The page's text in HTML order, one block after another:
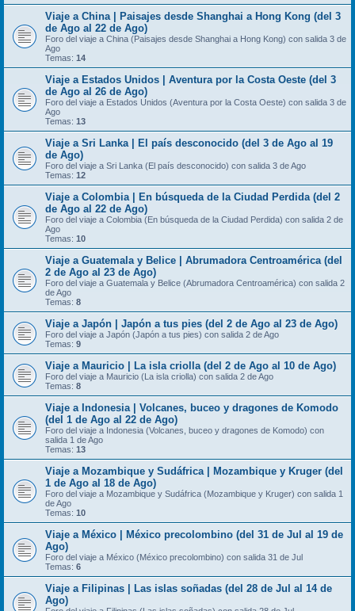
Viaje a China | Paisajes desde Shanghai a Hong Kong (del 3
de Ago al 22 de Ago)
Foro del viaje a China (Paisajes desde Shanghai a Hong Kong) con salida 3 de
Ago
Temas: 14
Viaje a Estados Unidos | Aventura por la Costa Oeste (del 3
de Ago al 26 de Ago)
Foro del viaje a Estados Unidos (Aventura por la Costa Oeste) con salida 3 de
Ago
Temas: 13
Viaje a Sri Lanka | El país desconocido (del 3 de Ago al 19
de Ago)
Foro del viaje a Sri Lanka (El país desconocido) con salida 3 de Ago
Temas: 12
Viaje a Colombia | En búsqueda de la Ciudad Perdida (del 2
de Ago al 22 de Ago)
Foro del viaje a Colombia (En búsqueda de la Ciudad Perdida) con salida 2 de
Ago
Temas: 10
Viaje a Guatemala y Belice | Abrumadora Centroamérica (del
2 de Ago al 23 de Ago)
Foro del viaje a Guatemala y Belice (Abrumadora Centroamérica) con salida 2
de Ago
Temas: 8
Viaje a Japón | Japón a tus pies (del 2 de Ago al 23 de Ago)
Foro del viaje a Japón (Japón a tus pies) con salida 2 de Ago
Temas: 9
Viaje a Mauricio | La isla criolla (del 2 de Ago al 10 de Ago)
Foro del viaje a Mauricio (La isla criolla) con salida 2 de Ago
Temas: 8
Viaje a Indonesia | Volcanes, buceo y dragones de Komodo
(del 1 de Ago al 22 de Ago)
Foro del viaje a Indonesia (Volcanes, buceo y dragones de Komodo) con
salida 1 de Ago
Temas: 13
Viaje a Mozambique y Sudáfrica | Mozambique y Kruger (del
1 de Ago al 18 de Ago)
Foro del viaje a Mozambique y Sudáfrica (Mozambique y Kruger) con salida 1
de Ago
Temas: 10
Viaje a México | México precolombino (del 31 de Jul al 19 de
Ago)
Foro del viaje a México (México precolombino) con salida 31 de Jul
Temas: 6
Viaje a Filipinas | Las islas soñadas (del 28 de Jul al 14 de
Ago)